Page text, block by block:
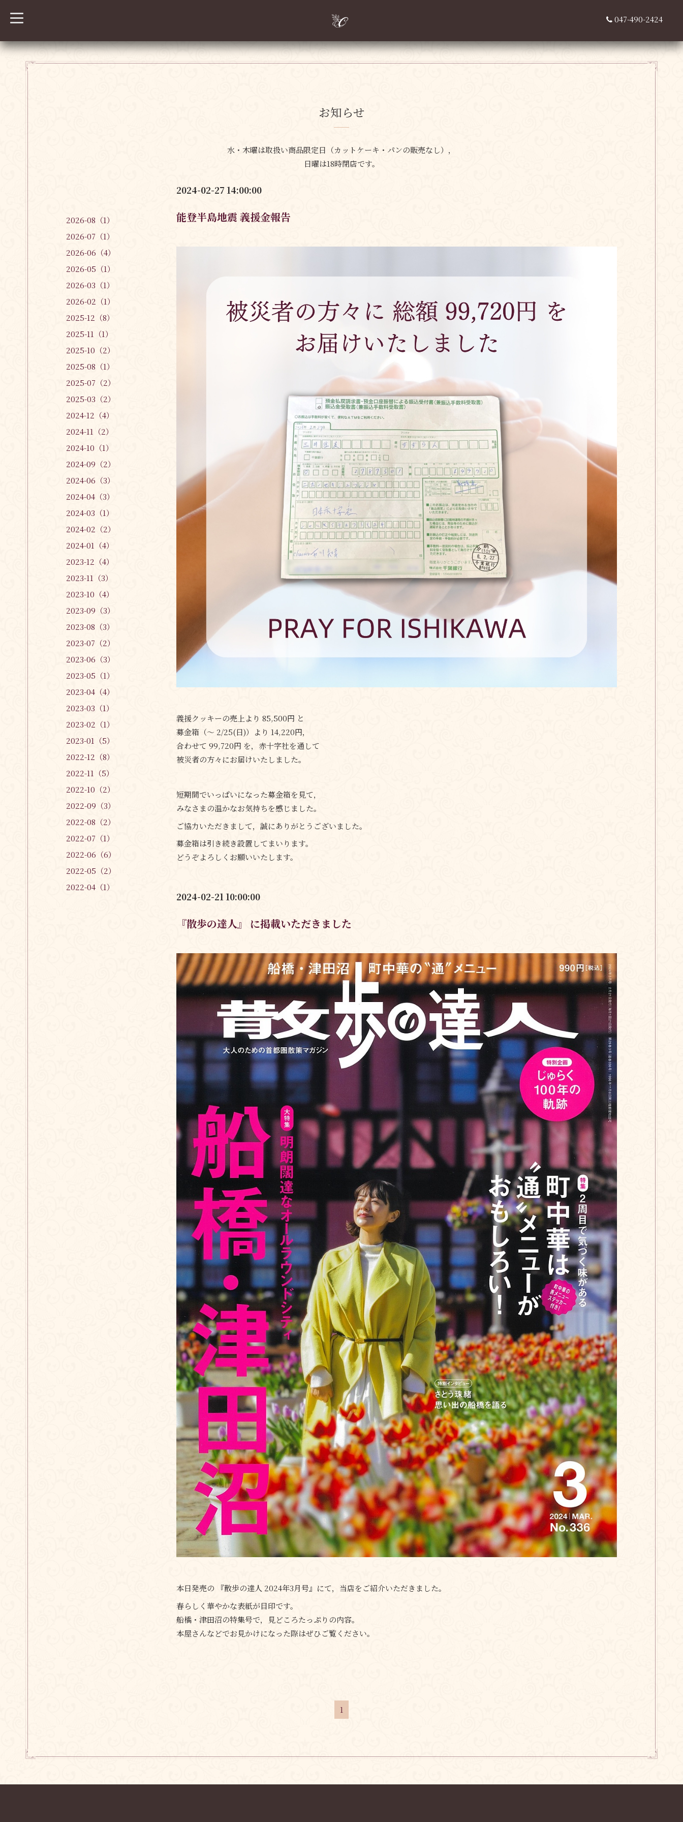
t
o
l
e
047-490-2424
お知らせ
水・木曜は取扱い商品限定日 （カットケーキ・パンの販売なし），
日曜は18時閉店です。
2024-02-27 14:00:00
能登半島地震 義援金報告
義援クッキーの売上より 85,500円 と
募金箱（〜 2/25(日)）より 14,220円，
合わせて 99,720円 を，赤十字社を通して
被災者の方々にお届けいたしました。
短期間でいっぱいになった募金箱を見て，
みなさまの温かなお気持ちを感じました。
ご協力いただきまして，誠にありがとうございました。
募金箱は引き続き設置してまいります。
どうぞよろしくお願いいたします。
2024-02-21 10:00:00
『散歩の達人』 に掲載いただきました
本日発売の 『散歩の達人 2024年3月号』にて，当店をご紹介いただきました。
春らしく華やかな表紙が目印です。
船橋・津田沼の特集号で，見どころたっぷりの内容。
本屋さんなどでお見かけになった際はぜひご覧ください。
2026-08（1）
2026-07（1）
2026-06（4）
2026-05（1）
2026-03（1）
2026-02（1）
2025-12（8）
2025-11（1）
2025-10（2）
2025-08（1）
2025-07（2）
2025-03（2）
2024-12（4）
2024-11（2）
2024-10（1）
2024-09（2）
2024-06（3）
2024-04（3）
2024-03（1）
2024-02（2）
2024-01（4）
2023-12（4）
2023-11（3）
2023-10（4）
2023-09（3）
2023-08（3）
2023-07（2）
2023-06（3）
2023-05（1）
2023-04（4）
2023-03（1）
2023-02（1）
2023-01（5）
2022-12（8）
2022-11（5）
2022-10（2）
2022-09（3）
2022-08（2）
2022-07（1）
2022-06（6）
2022-05（2）
2022-04（1）
1